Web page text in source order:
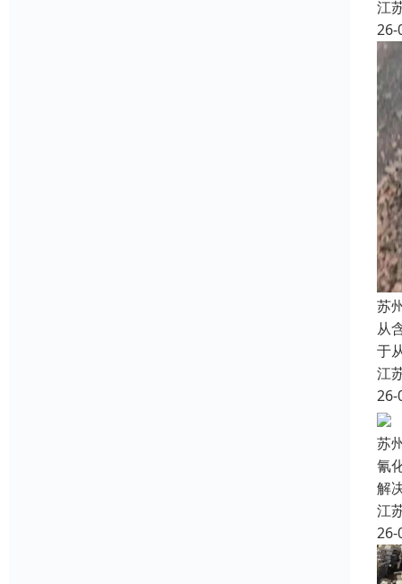
江
26-
苏
从
于
江
26-
苏
氰
解
江
26-